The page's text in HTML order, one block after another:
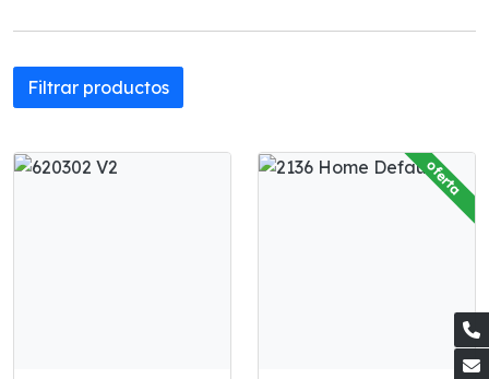
Filtrar productos
oferta